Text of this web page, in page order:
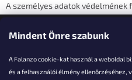
Mindent Önre szabunk
A Falanzo cookie-kat használ a weboldal
és a felhasználói élmény ellenőrzéséhez,
A személyes adatok védelmének
Elérhetőségi adatok